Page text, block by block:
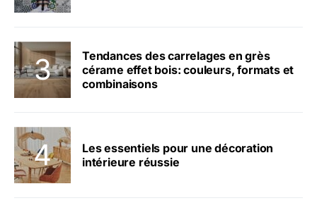
Tendances des carrelages en grès
cérame effet bois: couleurs, formats et
combinaisons
Les essentiels pour une décoration
intérieure réussie